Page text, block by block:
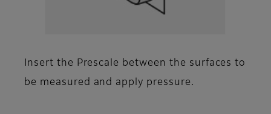
Insert the Prescale between the surfaces to
be measured and apply pressure.